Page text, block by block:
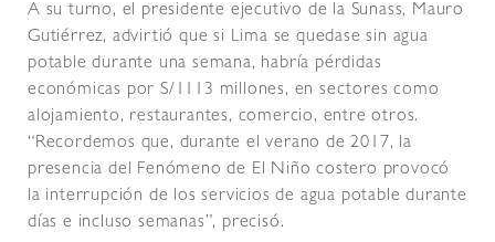
A su turno, el presidente ejecutivo de la Sunass, Mauro
Gutiérrez, advirtió que si Lima se quedase sin agua
potable durante una semana, habría pérdidas
económicas por S/1113 millones, en sectores como
alojamiento, restaurantes, comercio, entre otros.
“Recordemos que, durante el verano de 2017, la
presencia del Fenómeno de El Niño costero provocó
la interrupción de los servicios de agua potable durante
días e incluso semanas”, precisó.